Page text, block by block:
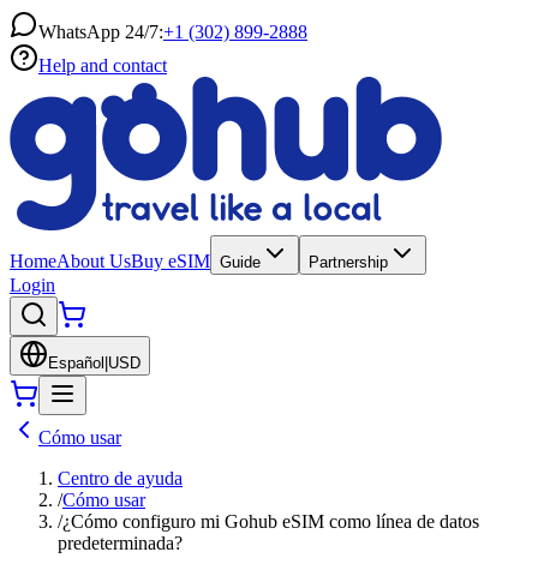
WhatsApp 24/7:+1 (302) 899-2888
Help and contact
HomeAbout UsBuy eSIM Guide Partnership
Login
Español USD
Cómo usar
Centro de ayuda
/Cómo usar
/¿Cómo configuro mi Gohub eSIM como línea de datos
predeterminada?